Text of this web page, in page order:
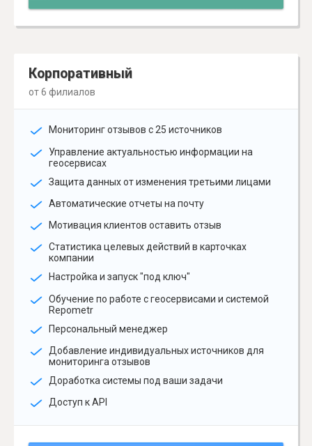
Корпоративный
от 6 филиалов
Мониторинг отзывов с 25 источников
Управление актуальностью информации на
геосервисах
Защита данных от изменения третьими лицами
Автоматические отчеты на почту
Мотивация клиентов оставить отзыв
Статистика целевых действий в карточках
компании
Настройка и запуск "под ключ"
Обучение по работе с геосервисами и системой
Repometr
Персональный менеджер
Добавление индивидуальных источников для
мониторинга отзывов
Доработка системы под ваши задачи
Доступ к API